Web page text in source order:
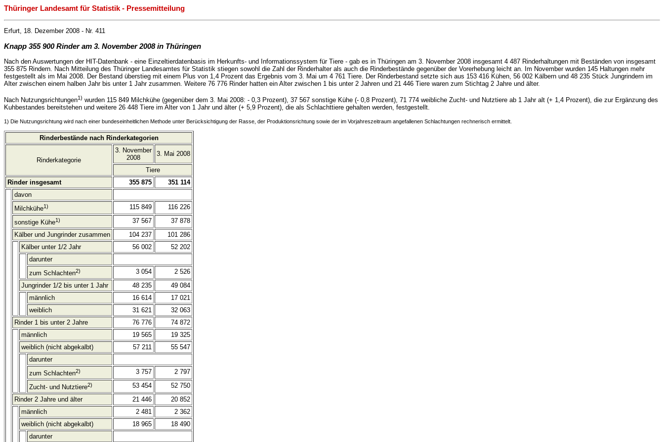
Thüringer Landesamt für Statistik - Pressemitteilung
Erfurt, 18. Dezember 2008 - Nr. 411
Knapp 355 900 Rinder am 3. November 2008 in Thüringen
Nach den Auswertungen der HIT-Datenbank - eine Einzeltierdatenbasis im Herkunfts- und Informationssystem für Tiere - gab es in Thüringen am 3. November 2008 insgesamt 4 487 Rinderhaltungen mit Beständen von insgesamt
355 875 Rindern. Nach Mitteilung des Thüringer Landesamtes für Statistik stiegen sowohl die Zahl der Rinderhalter als auch die Rinderbestände gegenüber der Vorerhebung leicht an. Im November wurden 145 Haltungen mehr
festgestellt als im Mai 2008. Der Bestand überstieg mit einem Plus von 1,4 Prozent das Ergebnis vom 3. Mai um 4 761 Tiere. Der Rinderbestand setzte sich aus 153 416 Kühen, 56 002 Kälbern und 48 235 Stück Jungrindern im
Alter zwischen einem halben Jahr bis unter 1 Jahr zusammen. Weitere 76 776 Rinder hatten ein Alter zwischen 1 bis unter 2 Jahren und 21 446 Tiere waren zum Stichtag 2 Jahre und älter.
Nach Nutzungsrichtungen1) wurden 115 849 Milchkühe (gegenüber dem 3. Mai 2008: - 0,3 Prozent), 37 567 sonstige Kühe (- 0,8 Prozent), 71 774 weibliche Zucht- und Nutztiere ab 1 Jahr alt (+ 1,4 Prozent), die zur Ergänzung des
Kuhbestandes bereitstehen und weitere 26 448 Tiere im Alter von 1 Jahr und älter (+ 5,9 Prozent), die als Schlachttiere gehalten werden, festgestellt.
1) Die Nutzungsrichtung wird nach einer bundeseinheitlichen Methode unter Berücksichtigung der Rasse, der Produktionsrichtung sowie der im Vorjahreszeitraum angefallenen Schlachtungen rechnerisch ermittelt.
Rinderbestände nach Rinderkategorien
Rinderkategorie
3. November
2008
3. Mai 2008
Tiere
Rinder insgesamt
355 875
351 114
davon
Milchkühe1) 115 849 116 226
sonstige Kühe1) 37 567
37 878
Kälber und Jungrinder zusammen
104 237
101 286
Kälber unter 1/2 Jahr
56 002
52 202
darunter
zum Schlachten2) 3 054
2 526
Jungrinder 1/2 bis unter 1 Jahr
48 235
49 084
männlich
16 614
17 021
weiblich
31 621
32 063
Rinder 1 bis unter 2 Jahre
76 776
74 872
männlich
19 565
19 325
weiblich (nicht abgekalbt)
57 211
55 547
darunter
zum Schlachten2) 3 757 2 797
Zucht- und Nutztiere2) 53 454
52 750
Rinder 2 Jahre und älter
21 446
20 852
männlich
2 481
2 362
weiblich (nicht abgekalbt)
18 965
18 490
darunter